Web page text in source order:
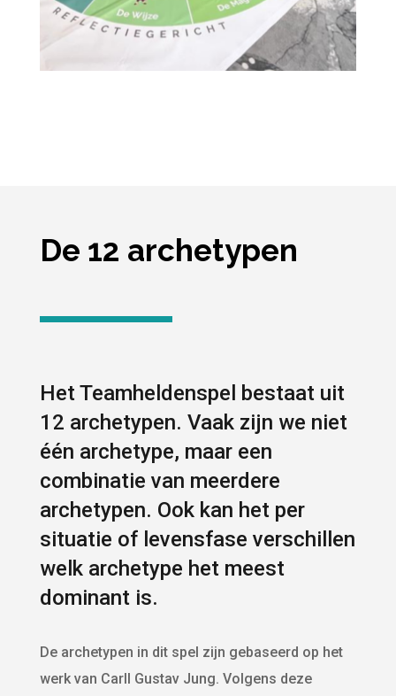
De 12 archetypen
Het Teamheldenspel bestaat uit
12 archetypen. Vaak zijn we niet
één archetype, maar een
combinatie van meerdere
archetypen. Ook kan het per
situatie of levensfase verschillen
welk archetype het meest
dominant is.
De archetypen in dit spel zijn gebaseerd op het
werk van Carll Gustav Jung. Volgens deze